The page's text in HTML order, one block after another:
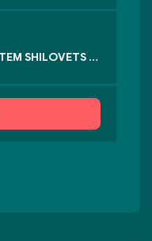
Uniqe, nkeeei, ARTEM SHILOVETS - ТАНЦПОЛ